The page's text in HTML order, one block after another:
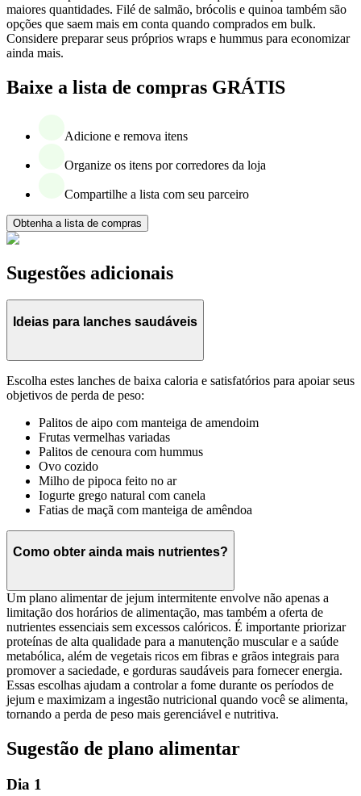
maiores quantidades. Filé de salmão, brócolis e quinoa também são
opções que saem mais em conta quando comprados em bulk.
Considere preparar seus próprios wraps e hummus para economizar
ainda mais.
Baixe a lista de compras GRÁTIS
Adicione e remova itens
Organize os itens por corredores da loja
Compartilhe a lista com seu parceiro
Obtenha a lista de compras
Sugestões adicionais
Ideias para lanches saudáveis
Escolha estes lanches de baixa caloria e satisfatórios para apoiar seus
objetivos de perda de peso:
Palitos de aipo com manteiga de amendoim
Frutas vermelhas variadas
Palitos de cenoura com hummus
Ovo cozido
Milho de pipoca feito no ar
Iogurte grego natural com canela
Fatias de maçã com manteiga de amêndoa
Como obter ainda mais nutrientes?
Um plano alimentar de jejum intermitente envolve não apenas a
limitação dos horários de alimentação, mas também a oferta de
nutrientes essenciais sem excessos calóricos. É importante priorizar
proteínas de alta qualidade para a manutenção muscular e a saúde
metabólica, além de vegetais ricos em fibras e grãos integrais para
promover a saciedade, e gorduras saudáveis para fornecer energia.
Essas escolhas ajudam a controlar a fome durante os períodos de
jejum e maximizam a ingestão nutricional quando você se alimenta,
tornando a perda de peso mais gerenciável e nutritiva.
Sugestão de plano alimentar
Dia 1